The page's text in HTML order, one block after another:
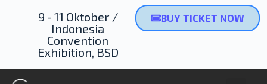
9 - 11 Oktober /
Indonesia
Convention
Exhibition, BSD
BUY TICKET NOW